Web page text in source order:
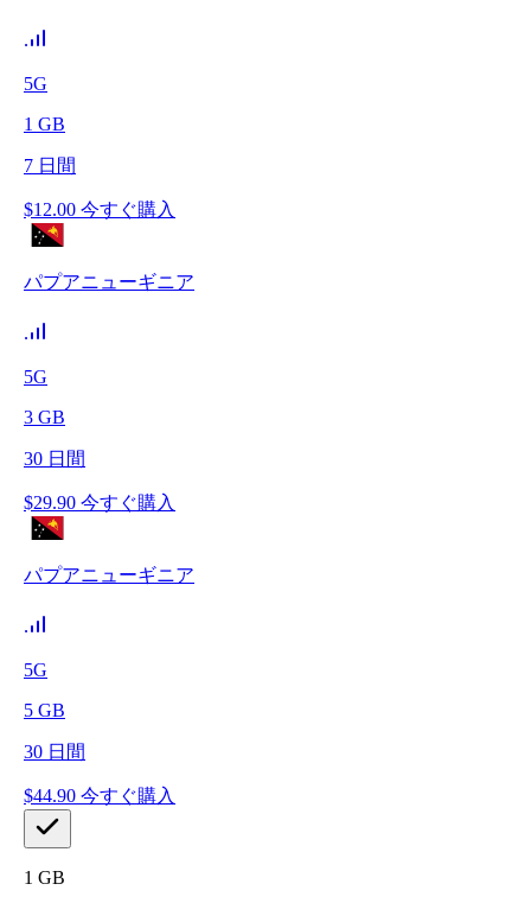
5G
1 GB
7 日間
$12.00 今すぐ購入
パプアニューギニア
5G
3 GB
30 日間
$29.90 今すぐ購入
パプアニューギニア
5G
5 GB
30 日間
$44.90 今すぐ購入
1 GB